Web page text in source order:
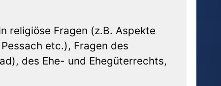
religiöse Fragen (z.B. Aspekte
etc.), Fragen des
des Ehe- und Ehegüterrechts,